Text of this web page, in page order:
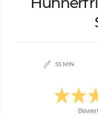
55 MIN.